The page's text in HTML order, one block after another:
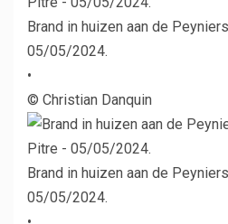
Brand in huizen aan de
05/05/2024.
•
© Christian Danquin
Brand in huizen aan de
05/05/2024.